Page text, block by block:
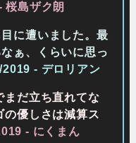
桜島ザク朗
に遭いました。最
ぁ、くらいに思っ
- デロリアン
まだ立ち直れてな
の優しさは減算ス
- にくまん